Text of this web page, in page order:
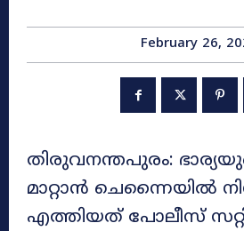
February 26,
തിരുവനന്തപുരം:
മാറ്റാൻ ചെന്നൈയിൽ
എത്തിയത് പോലീസ്